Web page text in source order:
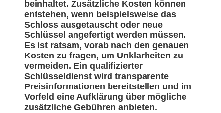
beinhaltet. Zusätzliche Kosten können
entstehen, wenn beispielsweise das
Schloss ausgetauscht oder neue
Schlüssel angefertigt werden müssen.
Es ist ratsam, vorab nach den genauen
Kosten zu fragen, um Unklarheiten zu
vermeiden. Ein qualifizierter
Schlüsseldienst wird transparente
Preisinformationen bereitstellen und im
Vorfeld eine Aufklärung über mögliche
zusätzliche Gebühren anbieten.